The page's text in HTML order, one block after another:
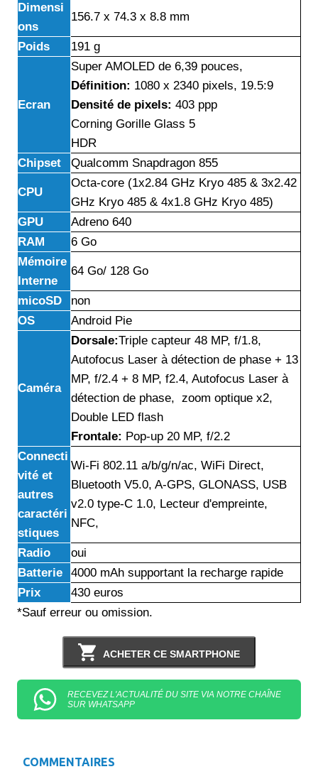
Dimensi
ons
156.7 x 74.3 x 8.8 mm
Poids 191 g
Ecran
Super AMOLED de 6,39 pouces,
Définition: 1080 x 2340 pixels, 19.5:9
Densité de pixels: 403 ppp
Corning Gorille Glass 5
HDR
Chipset
Qualcomm Snapdragon 855
CPU
Octa-core (1x2.84 GHz Kryo 485 & 3x2.42
GHz Kryo 485 & 4x1.8 GHz Kryo 485)
GPU
Adreno 640
RAM
6 Go
Mémoire
Interne
64 Go/ 128 Go
micoSD
non
OS
Android Pie
Caméra
Dorsale:Triple capteur 48 MP, f/1.8,
Autofocus Laser à détection de phase + 13
MP, f/2.4 + 8 MP, f2.4, Autofocus Laser à
détection de phase, zoom optique x2,
Double LED flash
Frontale: Pop-up 20 MP, f/2.2
Connecti
vité et
autres
caractéri
stiques
Wi-Fi 802.11 a/b/g/n/ac, WiFi Direct,
Bluetooth V5.0, A-GPS, GLONASS, USB
v2.0 type-C 1.0, Lecteur d'empreinte,
NFC,
Radio
oui
Batterie
4000 mAh supportant la recharge rapide
Prix
430 euros
*Sauf erreur ou omission.
ACHETER CE SMARTPHONE
RECEVEZ L'ACTUALITÉ DU SITE VIA NOTRE CHAÎNE
SUR WHATSAPP
COMMENTAIRES